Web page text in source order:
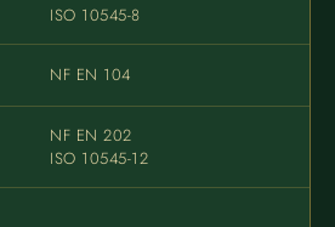
ISO 10545-8
NF EN 104
NF EN 202
ISO 10545-12